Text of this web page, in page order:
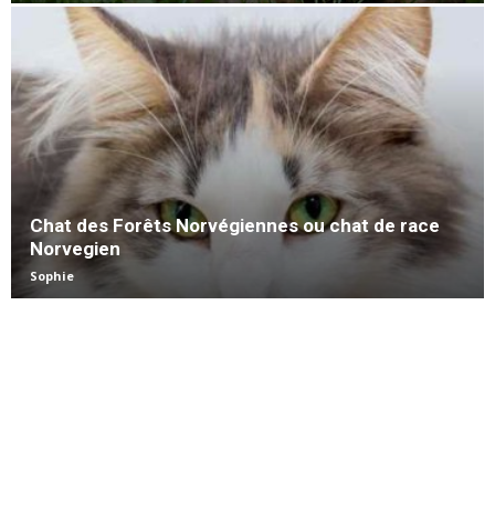
Chat des Forêts Norvégiennes ou chat de race
Norvegien
Sophie